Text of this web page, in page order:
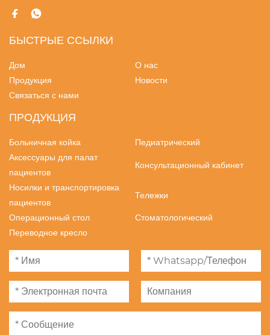
БЫСТРЫЕ ССЫЛКИ
Дом
О нас
Продукция
Новости
Связаться с нами
ПРОДУКЦИЯ
Больничная койка
Педиатрический
Аксессуары для палат
пациентов
Консультационный кабинет
Носилки и транспортировка
пациентов
Тележки
Операционный стол
Стоматологический
Переводное кресло